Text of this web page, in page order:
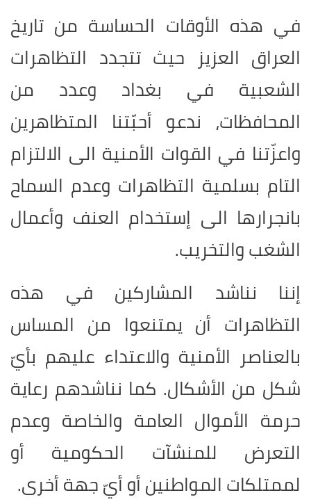
في هذه الأوقات الحساسة من تاريخ
العراق العزيز حيث تتجدد التظاهرات
الشعبية في بغداد وعدد من
المحافظات، ندعو أحبّتنا المتظاهرين
واعزّتنا في القوات الأمنية الى الالتزام
التام بسلمية التظاهرات وعدم السماح
بانجرارها الى إستخدام العنف وأعمال
الشغب والتخريب.
إننا نناشد المشاركين في هذه
التظاهرات أن يمتنعوا من المساس
بالعناصر الأمنية والاعتداء عليهم بأيّ
شكل من الأشكال. كما نناشدهم رعاية
حرمة الأموال العامة والخاصة وعدم
التعرض للمنشآت الحكومية أو
لممتلكات المواطنين أو أيّ جهة أخرى.